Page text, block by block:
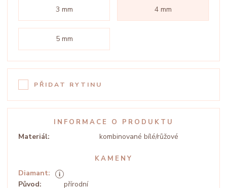
3 mm 4 mm
5 mm
PŘIDAT RYTINU
INFORMACE O PRODUKTU
Materiál: kombinované bílé/růžové
KAMENY
Diamant:
Původ:
přírodní